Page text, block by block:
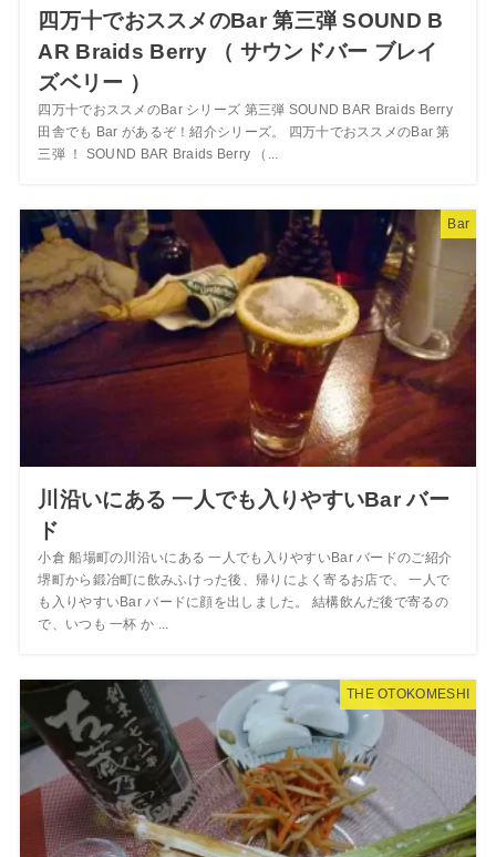
四万十でおススメのBar 第三弾 SOUND B
AR Braids Berry （ サウンドバー ブレイ
ズベリー ）
四万十でおススメのBar シリーズ 第三弾 SOUND BAR Braids Berry
田舎でも Bar があるぞ！紹介シリーズ。 四万十でおススメのBar 第
三弾 ！ SOUND BAR Braids Berry （...
Bar
川沿いにある 一人でも入りやすいBar バー
ド
小倉 船場町の川沿いにある 一人でも入りやすいBar バードのご紹介
堺町から鍛冶町に飲みふけった後、帰りによく寄るお店で、 一人で
も入りやすいBar バードに顔を出しました。 結構飲んだ後で寄るの
で、いつも 一杯 か ...
THE OTOKOMESHI